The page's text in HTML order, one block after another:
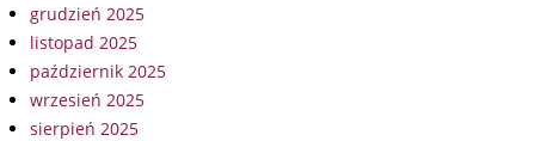
grudzień 2025
listopad 2025
październik 2025
wrzesień 2025
sierpień 2025